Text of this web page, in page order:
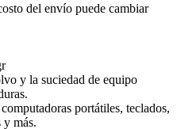
del envío puede cambiar
y la suciedad de equipo
portátiles, teclados,
y más.